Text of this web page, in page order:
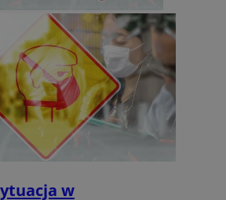
w